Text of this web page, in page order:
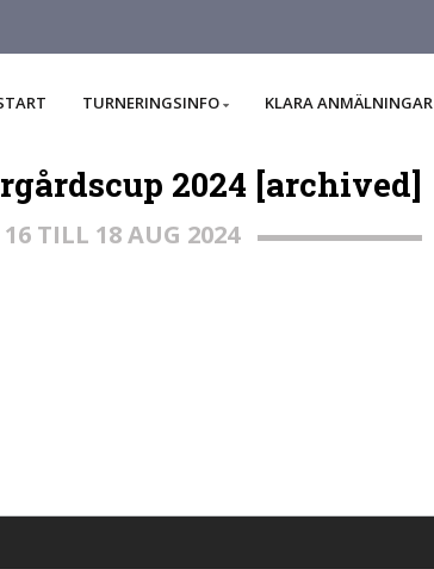
TURNERINGSINFO KLARA ANMÄLNINGAR
2024 [archived]
16 TILL 18 AUG 2024